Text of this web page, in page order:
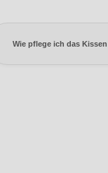
Wie pflege ich das